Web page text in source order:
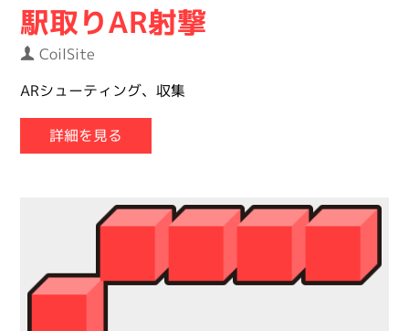
駅取りAR射撃
CoilSite
ARシューティング、収集
詳細を見る